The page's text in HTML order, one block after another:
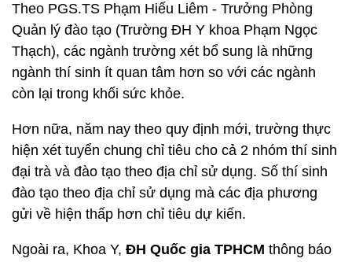
Theo PGS.TS Phạm Hiếu Liêm - Trưởng Phòng
Quản lý đào tạo (Trường ĐH Y khoa Phạm Ngọc
Thạch), các ngành trường xét bổ sung là những
ngành thí sinh ít quan tâm hơn so với các ngành
còn lại trong khối sức khỏe.
Hơn nữa, năm nay theo quy định mới, trường thực
hiện xét tuyển chung chỉ tiêu cho cả 2 nhóm thí sinh
đại trà và đào tạo theo địa chỉ sử dụng. Số thí sinh
đào tạo theo địa chỉ sử dụng mà các địa phương
gửi về hiện thấp hơn chỉ tiêu dự kiến.
Ngoài ra, Khoa Y, ĐH Quốc gia TPHCM thông báo